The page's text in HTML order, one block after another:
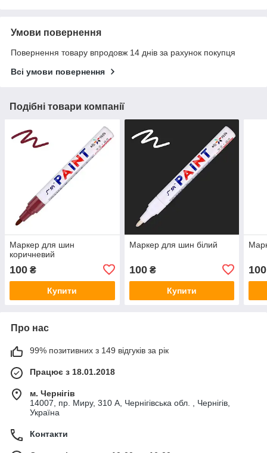
Умови повернення
Повернення товару впродовж 14 днів за рахунок покупця
Всі умови повернення
Подібні товари компанії
Маркер для шин
коричневий
100 ₴
Купити
Маркер для шин білий
100₴
Купити
100
Про нас
99% позитивних з 149 відгуків за рік
Працює з 18.01.2018
м. Чернігів
14007, пр. Миру, 310 А, Чернігівська обл. , Чернігів,
Україна
Контакти